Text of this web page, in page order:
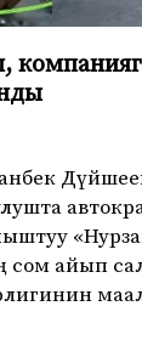
сом айып